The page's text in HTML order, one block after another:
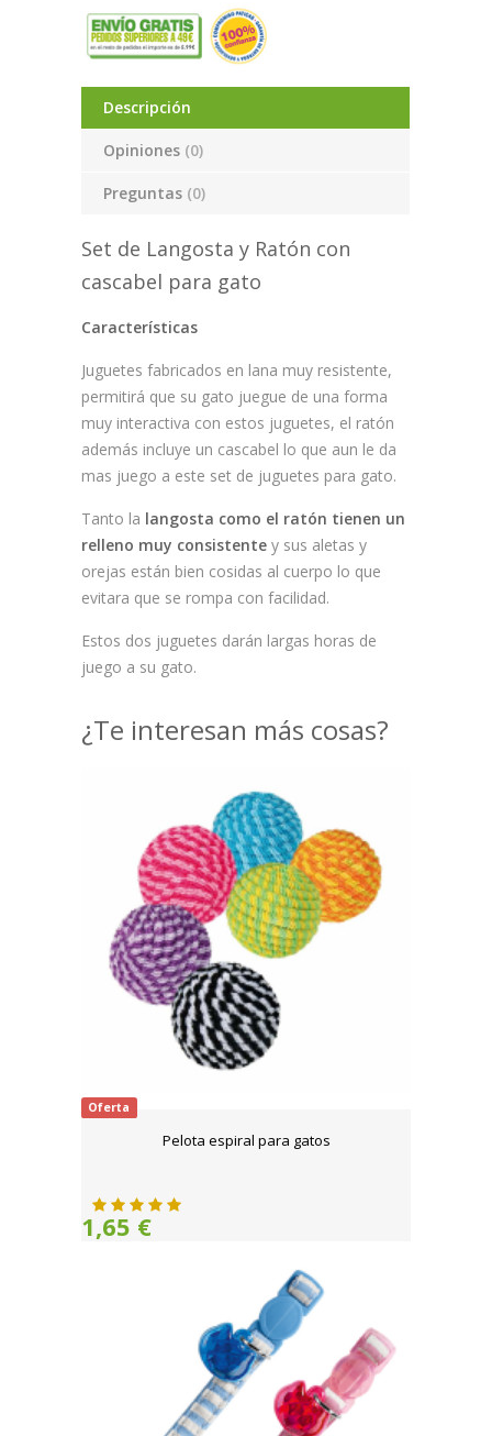
Descripción
Opiniones (0)
Preguntas (0)
Set de Langosta y Ratón con
cascabel para gato
Características
Juguetes fabricados en lana muy resistente,
permitirá que su gato juegue de una forma
muy interactiva con estos juguetes, el ratón
además incluye un cascabel lo que aun le da
mas juego a este set de juguetes para gato.
Tanto la langosta como el ratón tienen un
relleno muy consistente y sus aletas y
orejas están bien cosidas al cuerpo lo que
evitara que se rompa con facilidad.
Estos dos juguetes darán largas horas de
juego a su gato.
¿Te interesan más cosas?
Oferta
Pelota espiral para gatos
1,65 €